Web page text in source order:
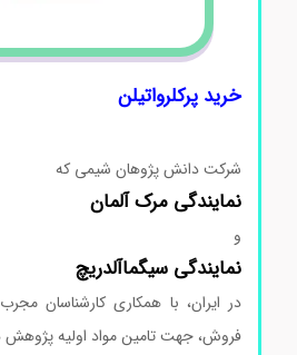
خرید پرکلرواتیلن
شرکت دانش پژوهان شیمی که
نمایندگیمرکآلمان
نمایندگیسیگماآلدریچ
در ایران، با همکاری کارشناسان
فروش، جهت تامین مواد اولیه پژوهش